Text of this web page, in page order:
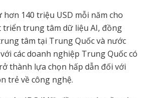
140 triệu USD mỗi năm cho
triển trung tâm dữ liệu AI, đồng
tâm tại Trung Quốc và nước
các doanh nghiệp Trung Quốc có
thành lựa chọn hấp dẫn đối với
trẻ về công nghệ.